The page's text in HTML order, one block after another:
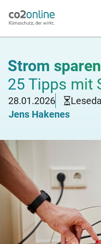
Strom
25 Tipps mit
28.01.2026
Jens Hakenes